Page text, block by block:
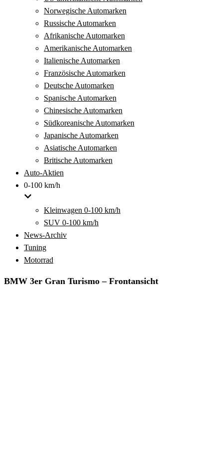
Norwegische Automarken
Russische Automarken
Afrikanische Automarken
Amerikanische Automarken
Italienische Automarken
Französische Automarken
Deutsche Automarken
Spanische Automarken
Chinesische Automarken
Südkoreanische Automarken
Japanische Automarken
Asiatische Automarken
Britische Automarken
Auto-Aktien
0-100 km/h
Kleinwagen 0-100 km/h
SUV 0-100 km/h
News-Archiv
Tuning
Motorrad
BMW 3er Gran Turismo – Frontansicht